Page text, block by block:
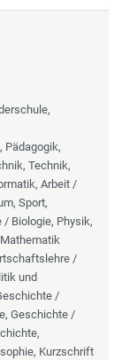
Pädagogik,
Technik,
Arbeit /
Sport,
Biologie, Physik,
/
und
/
Geschichte /
Kurzschrift